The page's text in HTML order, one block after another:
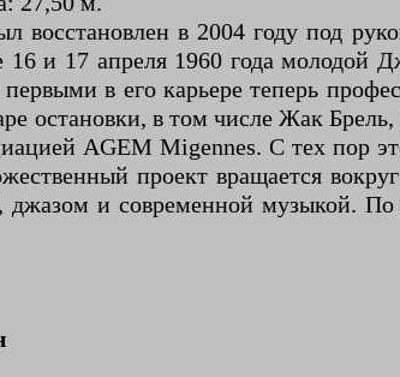
восстановлен в 2004 году под
16 и 17 апреля 1960 года молодой
в его карьере теперь
остановки, в том числе Жак
AGEM Migennes. С тех пор
проект вращается
и современной музыкой. По